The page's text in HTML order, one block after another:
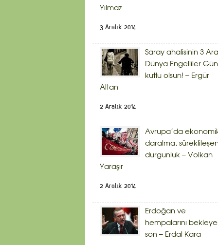
Yılmaz
3 Aralık 2014
Saray ahalisinin 3
Dünya Engelliler
kutlu olsun! – Ergür
Altan
2 Aralık 2014
Avrupa’da
daralma,
durgunluk – Volkan
Yaraşır
2 Aralık 2014
Erdoğan ve
hempalarını
son – Erdal Kara